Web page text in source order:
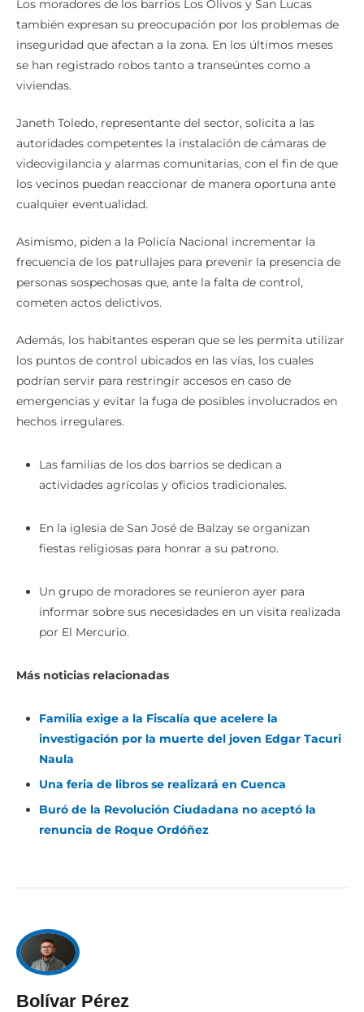
Los moradores de los barrios Los Olivos y San Lucas
también expresan su preocupación por los problemas de
inseguridad que afectan a la zona. En los últimos meses
se han registrado robos tanto a transeúntes como a
viviendas.
Janeth Toledo, representante del sector, solicita a las
autoridades competentes la instalación de cámaras de
videovigilancia y alarmas comunitarias, con el fin de que
los vecinos puedan reaccionar de manera oportuna ante
cualquier eventualidad.
Asimismo, piden a la Policía Nacional incrementar la
frecuencia de los patrullajes para prevenir la presencia de
personas sospechosas que, ante la falta de control,
cometen actos delictivos.
Además, los habitantes esperan que se les permita utilizar
los puntos de control ubicados en las vías, los cuales
podrían servir para restringir accesos en caso de
emergencias y evitar la fuga de posibles involucrados en
hechos irregulares.
Las familias de los dos barrios se dedican a
actividades agrícolas y oficios tradicionales.
En la iglesia de San José de Balzay se organizan
fiestas religiosas para honrar a su patrono.
Un grupo de moradores se reunieron ayer para
informar sobre sus necesidades en un visita realizada
por El Mercurio.
Más noticias relacionadas
Familia exige a la Fiscalía que acelere la
investigación por la muerte del joven Edgar Tacuri
Naula
Una feria de libros se realizará en Cuenca
Buró de la Revolución Ciudadana no aceptó la
renuncia de Roque Ordóñez
Bolívar Pérez